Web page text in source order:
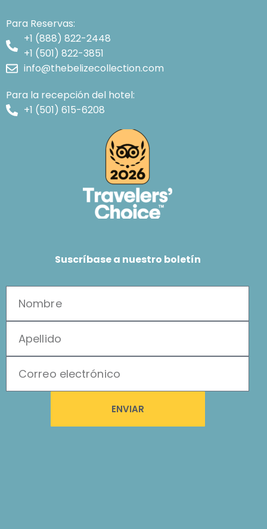
Para Reservas:
+1 (888) 822-2448
+1 (501) 822-3851
info@thebelizecollection.com
Para la recepción del hotel:
+1 (501) 615-6208
Suscríbase a nuestro boletín
ENVIAR